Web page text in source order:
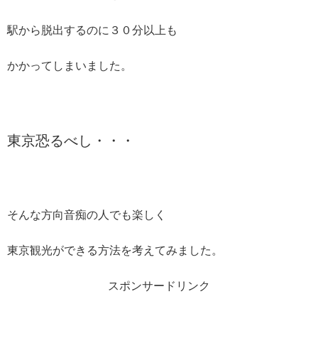
駅から脱出するのに３０分以上も
かかってしまいました。
東京恐るべし・・・
そんな方向音痴の人でも楽しく
東京観光ができる方法を考えてみました。
スポンサードリンク